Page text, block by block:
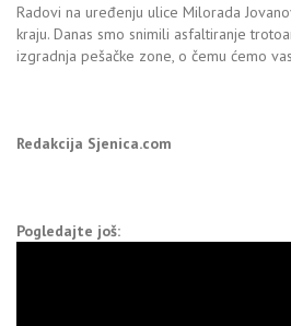
Radovi na uređenju ulice Milorada
kraju. Danas smo snimili asfaltiranje
izgradnja pešačke zone, o čemu ćemo
Redakcija Sjenica.com
Pogledajte još: